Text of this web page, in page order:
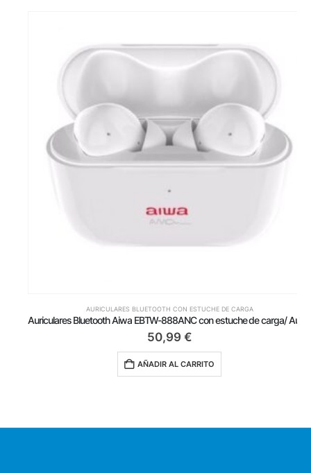
AURICULARES BLUETOOTH CON ESTUCHE DE CARGA
Auriculares Bluetooth Aiwa EBTW-888ANC con estuche de carga/ Autonomía 4h/ Blancos
50,99€
AÑADIR AL CARRITO